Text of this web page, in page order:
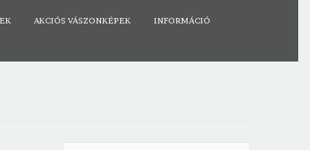
AKCIÓS VÁSZONKÉPEK INFORMÁCIÓ